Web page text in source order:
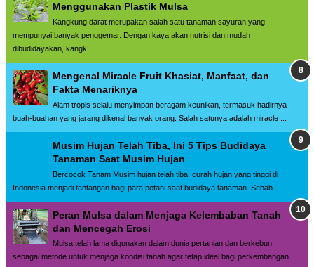
Menggunakan Plastik Mulsa
Kangkung darat merupakan salah satu tanaman sayuran yang
mempunyai banyak penggemar. Dengan kaya akan nutrisi dan mudah
dibudidayakan, kangk...
Mengenal Miracle Fruit Khasiat, Manfaat, dan
Fakta Menariknya
Alam tropis selalu menyimpan beragam keunikan, termasuk hadirnya
buah-buahan yang jarang dikenal banyak orang. Salah satunya adalah miracle ...
Musim Hujan Telah Tiba, Ini 5 Tips Budidaya
Tanaman Saat Musim Hujan
Bercocok Tanam Musim hujan telah tiba, curah hujan yang tinggi di
Indonesia menjadi tantangan bagi para petani saat budidaya tanaman. Sebab...
Peran Mulsa dalam Menjaga Kelembaban Tanah
dan Mencegah Erosi
Mulsa telah lama digunakan dalam dunia pertanian dan berkebun
sebagai metode untuk menjaga kondisi tanah agar tetap ideal bagi perkembangan